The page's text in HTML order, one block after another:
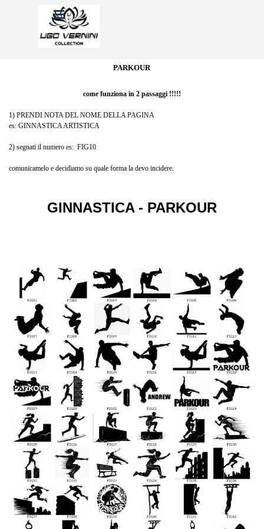
Salta menù
PARKOUR
come funziona in 2 passaggi !!!!!
1) PRENDI NOTA DEL NOME DELLA PAGINA
es: GINNASTICA ARTISTICA
2) segnati il numero es: FIG10
comunicamelo e decidiamo su quale forma la devo incidere.
GINNASTICA - PARKOUR